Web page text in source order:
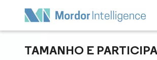
TAMANHO E